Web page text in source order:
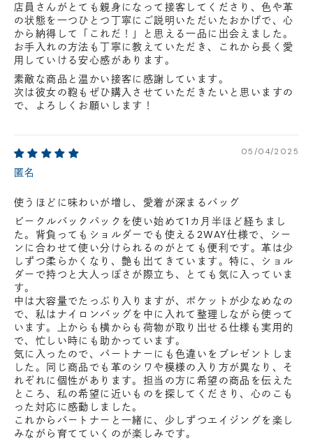
店員さんがとても親身になって接客してくださり、色や革
の状態を一つひとつ丁寧にご説明いただいたおかげで、心
から納得して「これだ！」と思える一品に出会えました。
お手入れの方法も丁寧に教えていただき、これから長く愛
用していける安心感があります。
素敵な商品と温かい接客に感謝しています。
次は彼女の鞄もぜひ購入させていただきたいと思いますの
で、よろしくお願いします！
05/04/2025
匿名
使うほどに味わいが増し、愛着が深まるバッグ
ビークルバックパックを使い始めて1カ月半ほど経ちまし
た。背負ってもショルダーでも使える2WAY仕様で、シー
ンに合わせて使い分けられるのがとても便利です。革は少
しずつ柔らかくなり、艶も出てきています。特に、ショル
ダーで持つと大人っぽさが際立ち、とても気に入っていま
す。
中は大容量でたっぷり入りますが、ポケットが少なめなの
で、私はナイロンバッグを中に入れて整理しながら使って
います。上からも横からも荷物が取り出せる仕様も実用的
で、忙しい時にも助かっています。
気に入ったので、パートナーにも色違いをプレゼントしま
した。同じ商品でも革のシワや模様の入り方が異なり、そ
れぞれに個性があります。担当の方に希望の商品を伝えた
ところ、私の希望に近いものを探してくださり、心のこも
った対応に感動しました。
これからパートナーと一緒に、少しずつエイジングを楽し
みながら育てていくのが楽しみです。